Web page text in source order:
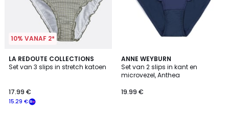
10% VANAF 2*
LA REDOUTE COLLECTIONS
Set van 3 slips in stretch katoen
15.29 €
17.99 €
4.9
/ 5
2
Kleuren
ANNE WEYBURN
Set van 2 slips in kant en
microvezel, Anthea
19.99 €
4.6
/ 5
2
Kleuren